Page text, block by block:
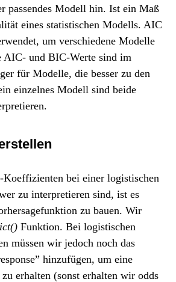
passendes Modell hin. Ist ein Maß
eines statistischen Modells. AIC
um verschiedene Modelle
AIC- und BIC-Werte sind im
für Modelle, die besser zu den
einzelnes Modell sind beide
Koeffizienten bei einer logistischen
zu interpretieren sind, ist es
zu bauen. Wir
Funktion. Bei logistischen
müssen wir jedoch noch das
hinzufügen, um eine
erhalten (sonst erhalten wir odds